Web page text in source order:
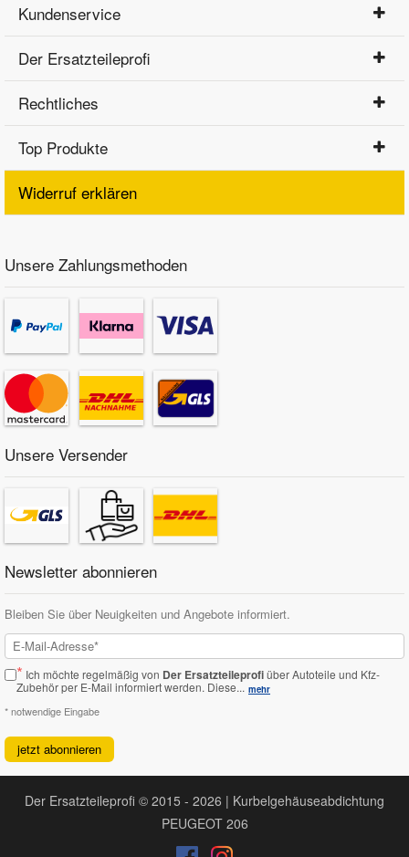
Kundenservice
Der Ersatzteileprofi
Rechtliches
Top Produkte
Widerruf erklären
Unsere Zahlungsmethoden
Unsere Versender
Newsletter abonnieren
Bleiben Sie über Neuigkeiten und Angebote informiert.
* Ich möchte regelmäßig von Der Ersatzteileprofiüber Autoteile und Kfz-
Zubehör per E-Mail informiert werden. Diese... mehr
* notwendige Eingabe
jetzt abonnieren
Der Ersatzteileprofi © 2015 - 2026 | Kurbelgehäuseabdichtung
PEUGEOT 206